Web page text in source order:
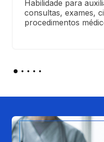
Habilidade para
consultas, exames,
procedimentos